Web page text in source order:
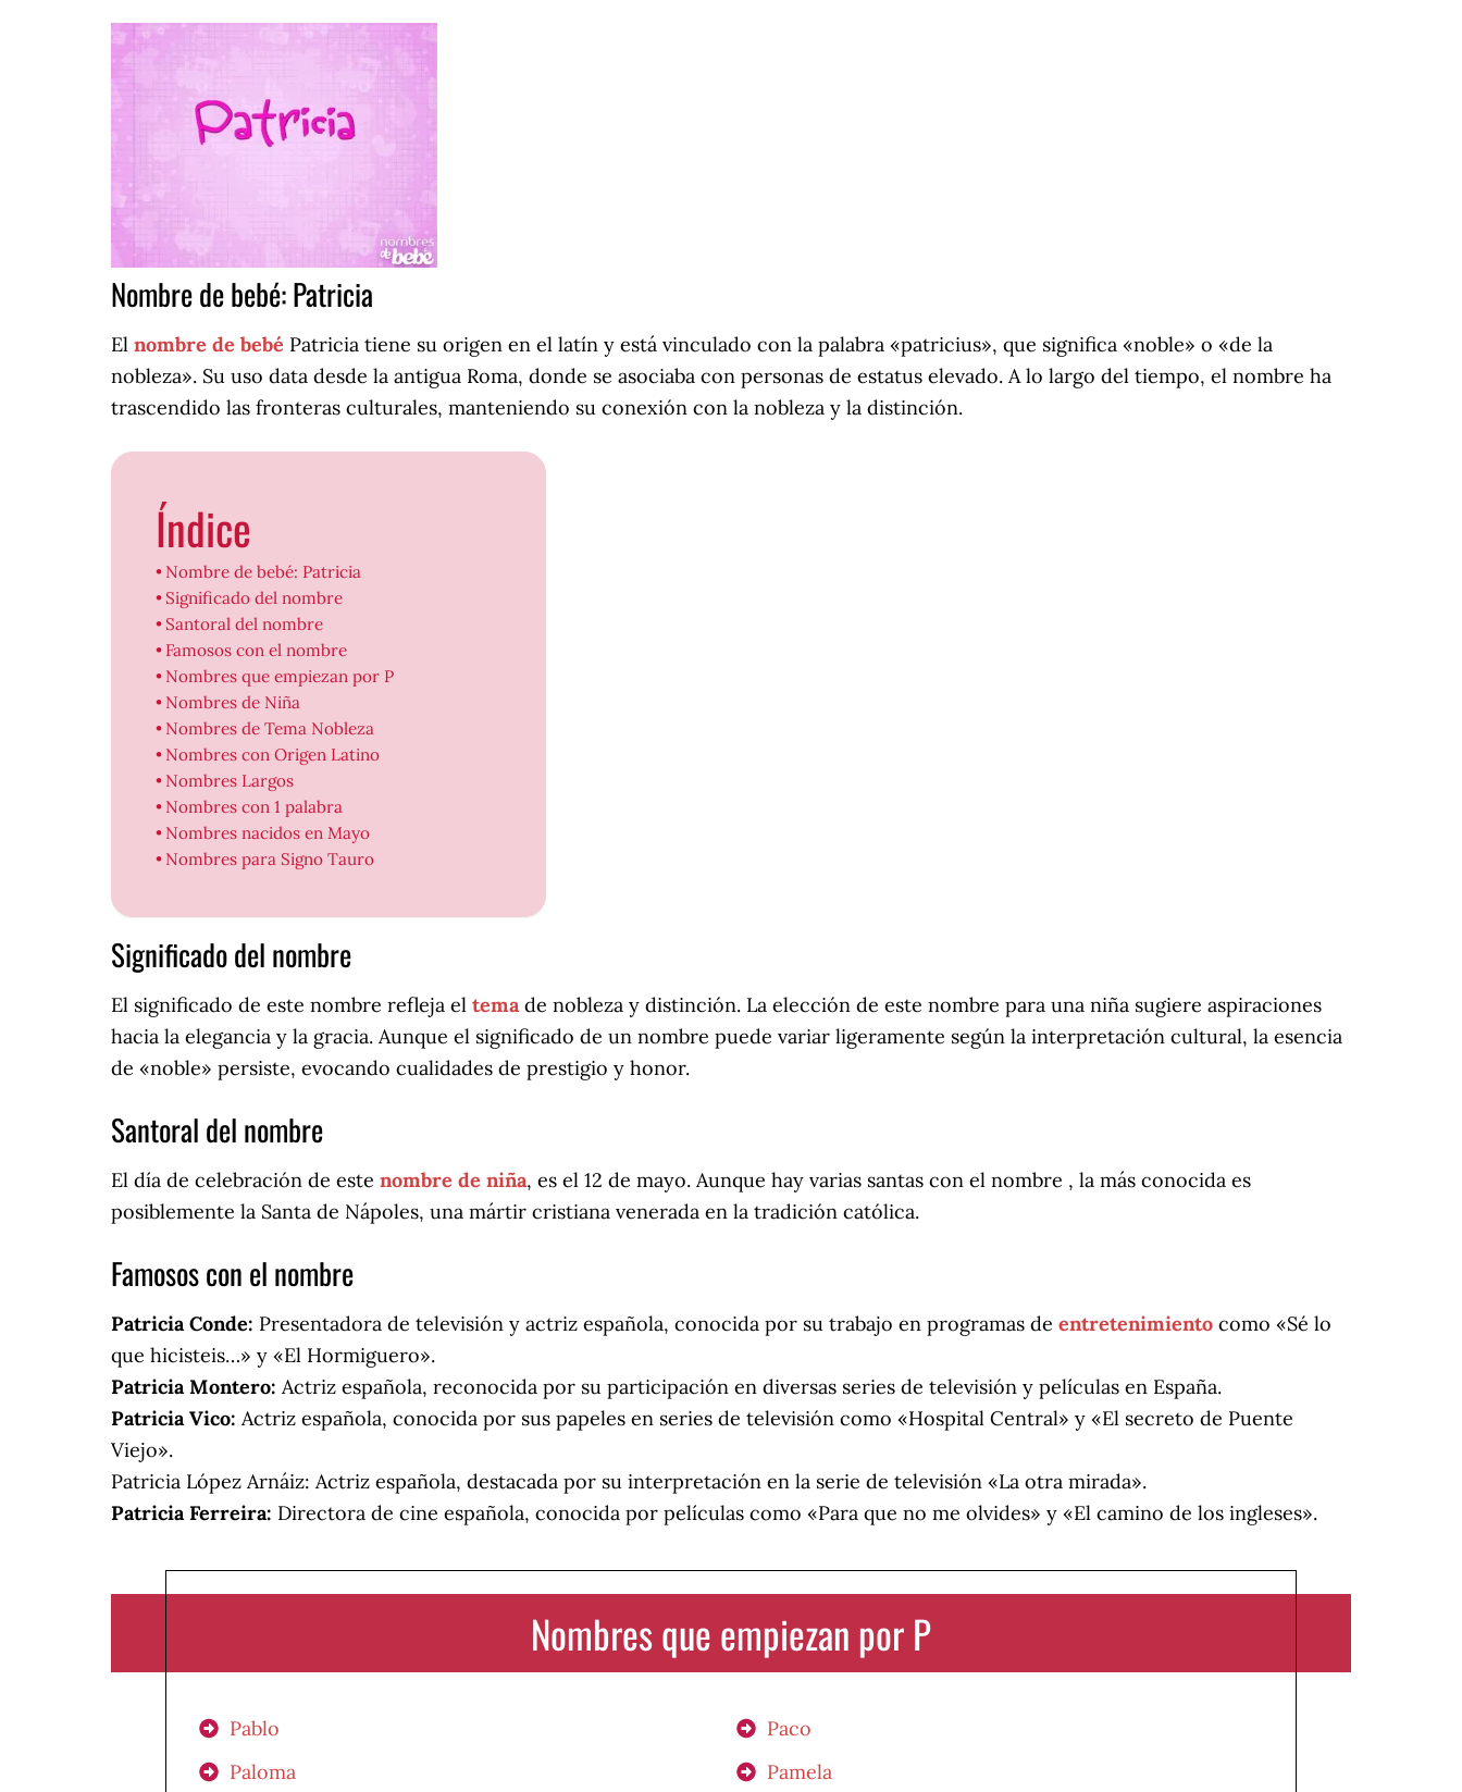
Nombre de bebé: Patricia
El nombre de bebé Patricia tiene su origen en el latín y está vinculado con la palabra «patricius», que significa «noble» o «de la
nobleza». Su uso data desde la antigua Roma, donde se asociaba con personas de estatus elevado. A lo largo del tiempo, el nombre ha
trascendido las fronteras culturales, manteniendo su conexión con la nobleza y la distinción.
Índice
Nombre de bebé: Patricia
Significado del nombre
Santoral del nombre
Famosos con el nombre
Nombres que empiezan por P
Nombres de Niña
Nombres de Tema Nobleza
Nombres con Origen Latino
Nombres Largos
Nombres con 1 palabra
Nombres nacidos en Mayo
Nombres para Signo Tauro
Significado del nombre
El significado de este nombre refleja el temade nobleza y distinción. La elección de este nombre para una niña sugiere aspiraciones
hacia la elegancia y la gracia. Aunque el significado de un nombre puede variar ligeramente según la interpretación cultural, la esencia
de «noble» persiste, evocando cualidades de prestigio y honor.
Santoral del nombre
El día de celebración de este nombre de niña, es el 12 de mayo. Aunque hay varias santas con el nombre , la más conocida es
posiblemente la Santa de Nápoles, una mártir cristiana venerada en la tradición católica.
Famosos con el nombre
Patricia Conde: Presentadora de televisión y actriz española, conocida por su trabajo en programas de entretenimiento como «Sé lo
que hicisteis…» y «El Hormiguero».
Patricia Montero: Actriz española, reconocida por su participación en diversas series de televisión y películas en España.
Patricia Vico: Actriz española, conocida por sus papeles en series de televisión como «Hospital Central» y «El secreto de Puente
Viejo».
Patricia López Arnáiz: Actriz española, destacada por su interpretación en la serie de televisión «La otra mirada».
Patricia Ferreira: Directora de cine española, conocida por películas como «Para que no me olvides» y «El camino de los ingleses».
Nombres que empiezan por P
Pablo
Paco
Paloma
Pamela